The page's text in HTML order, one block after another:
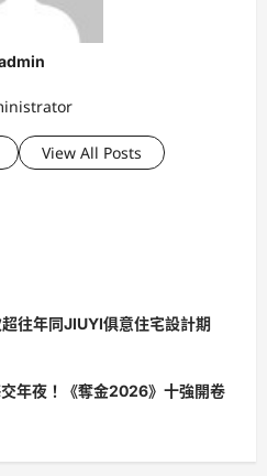
View All Posts
往年同JIUYI俱意住宅設計期
年夜！《奪金2026》十強開卷